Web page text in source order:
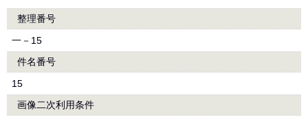
整理番号
一－15
件名番号
15
画像二次利用条件